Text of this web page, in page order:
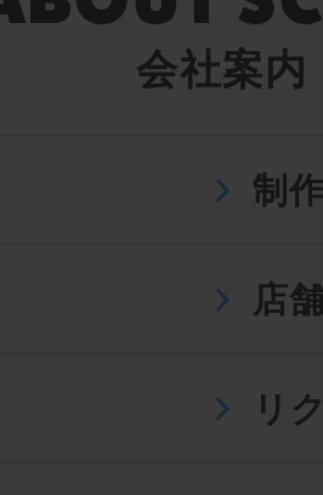
会社案内
制
店
リ